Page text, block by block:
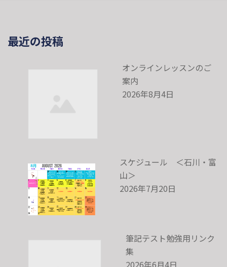
最近の投稿
オンラインレッスンのご
案内
2026年8月4日
スケジュール ＜石川・富
山＞
2026年7月20日
筆記テスト勉強用リンク
集